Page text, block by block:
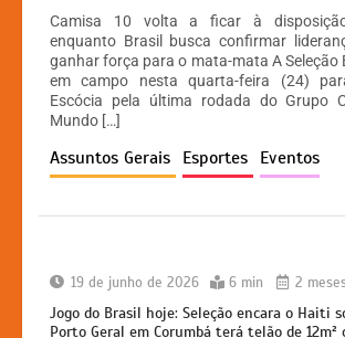
at
s
A
p
p
c
e
b
o
o
k
s
s
e
n
g
er
p
y
Li
n
k
Camisa 10 volta a ficar à
enquanto Brasil busca confirmar
ganhar força para o mata-mata A Seleção
em campo nesta quarta-feira (24)
Escócia pela última rodada do Grupo
Mundo […]
Assuntos Gerais Esportes Eventos
19 de junho de 2026 6 min 2
Jogo do Brasil hoje: Seleção encara o Haiti
Porto Geral em Corumbá terá telão de 12m²